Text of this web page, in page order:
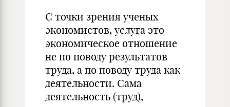
С точки зрения ученых
экономистов, услуга это
экономическое отношение
не по поводу результатов
труда, а по поводу труда как
деятельности. Сама
деятельность (труд),